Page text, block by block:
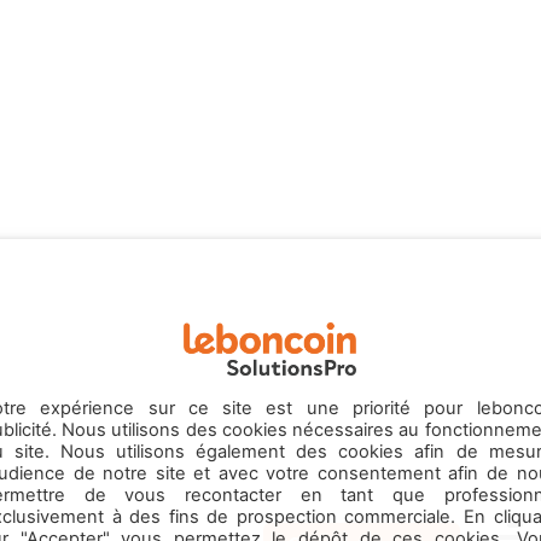
expérience sur ce site est une priorité pour
Nous utilisons des cookies nécessaires au
site. Nous utilisons également des cookies afin de
de notre site et avec votre consentement afin de
de vous recontacter en tant que
à des fins de prospection commerciale. En